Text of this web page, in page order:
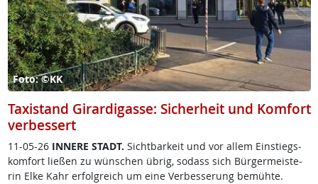
Foto: ©KK
Taxistand Girardigasse: Sicherheit und Komfort
verbessert
11-05-26 IN­NE­RE STADT. Sicht­bar­keit und vor al­lem Ein­s­tiegs­
kom­fort lie­ßen zu wün­schen üb­rig, so­dass sich Bür­ger­meis­te­
rin El­ke Kahr er­folg­reich um ei­ne Ver­bes­se­rung be­müh­te.